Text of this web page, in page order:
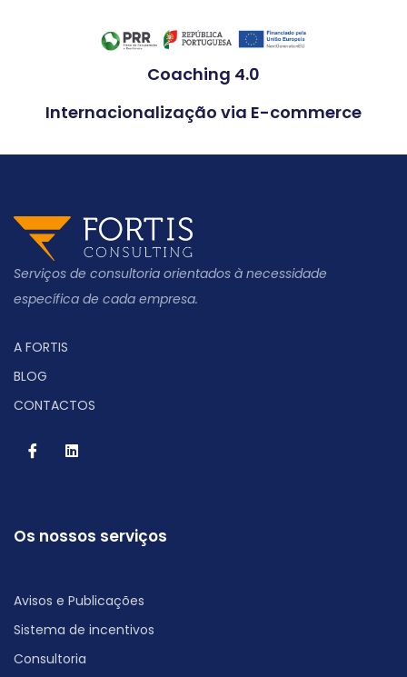
Coaching 4.0
Internacionalização via E-commerce
Serviços de consultoria orientados à necessidade
específica de cada empresa.
A FORTIS
BLOG
CONTACTOS
Os nossos serviços
Avisos e Publicações
Sistema de incentivos
Consultoria